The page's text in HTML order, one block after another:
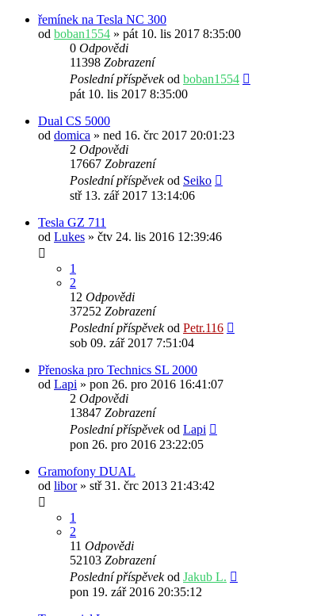
řemínek na Tesla NC 300
od boban1554 » pát 10. lis 2017 8:35:00
0 Odpovědi
11398 Zobrazení
Poslední příspěvekod boban1554
pát 10. lis 2017 8:35:00
Dual CS 5000
od domica » ned 16. črc 2017 20:01:23
2 Odpovědi
17667 Zobrazení
Poslední příspěvekod Seiko
stř 13. zář 2017 13:14:06
Tesla GZ 711
od Lukes » čtv 24. lis 2016 12:39:46
1
2
12 Odpovědi
37252 Zobrazení
Poslední příspěvekod Petr.116
sob 09. zář 2017 7:51:04
Přenoska pro Technics SL 2000
od Lapi » pon 26. pro 2016 16:41:07
2 Odpovědi
13847 Zobrazení
Poslední příspěvekod Lapi
pon 26. pro 2016 23:22:05
Gramofony DUAL
od libor» stř 31. črc 2013 21:43:42
1
2
11 Odpovědi
52103 Zobrazení
Poslední příspěvekod Jakub L.
pon 19. zář 2016 20:35:12